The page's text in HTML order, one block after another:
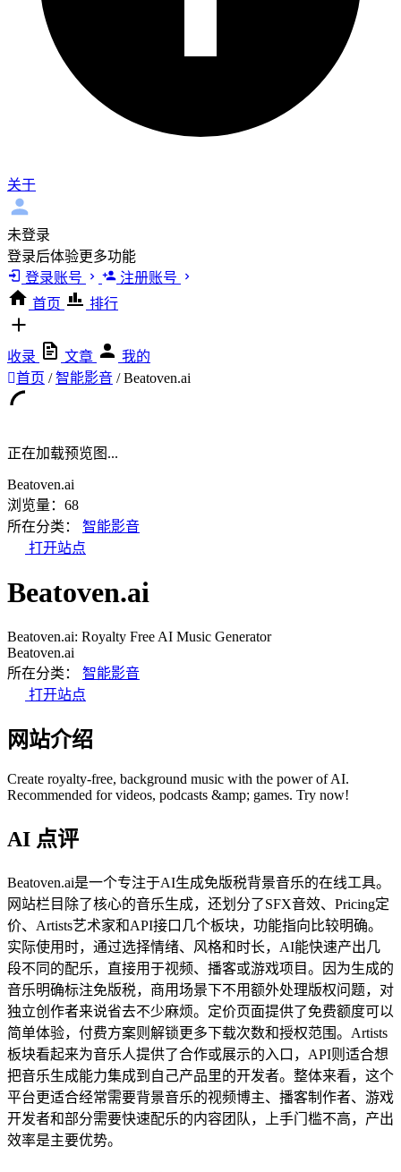
关于
未登录
登录后体验更多功能
登录账号
注册账号
首页
排行
收录 文章
我的
首页 / 智能影音 / Beatoven.ai
正在加载预览图...
Beatoven.ai
浏览量：68
所在分类：
智能影音
打开站点
Beatoven.ai
Beatoven.ai: Royalty Free AI Music Generator
Beatoven.ai
所在分类：
智能影音
打开站点
网站介绍
Create royalty-free, background music with the power of AI.
Recommended for videos, podcasts &amp; games. Try now!
AI 点评
Beatoven.ai是一个专注于AI生成免版税背景音乐的在线工具。
网站栏目除了核心的音乐生成，还划分了SFX音效、Pricing定
价、Artists艺术家和API接口几个板块，功能指向比较明确。
实际使用时，通过选择情绪、风格和时长，AI能快速产出几
段不同的配乐，直接用于视频、播客或游戏项目。因为生成的
音乐明确标注免版税，商用场景下不用额外处理版权问题，对
独立创作者来说省去不少麻烦。定价页面提供了免费额度可以
简单体验，付费方案则解锁更多下载次数和授权范围。Artists
板块看起来为音乐人提供了合作或展示的入口，API则适合想
把音乐生成能力集成到自己产品里的开发者。整体来看，这个
平台更适合经常需要背景音乐的视频博主、播客制作者、游戏
开发者和部分需要快速配乐的内容团队，上手门槛不高，产出
效率是主要优势。